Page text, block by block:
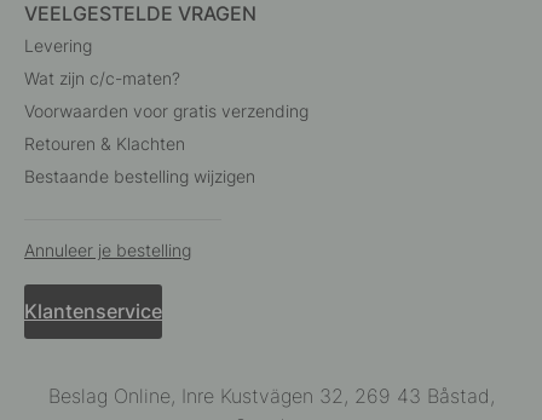
VEELGESTELDE VRAGEN
Levering
Wat zijn c/c-maten?
Voorwaarden voor gratis verzending
Retouren & Klachten
Bestaande bestelling wijzigen
Annuleer je bestelling
Klantenservice
Beslag Online, Inre Kustvägen 32, 269 43 Båstad,